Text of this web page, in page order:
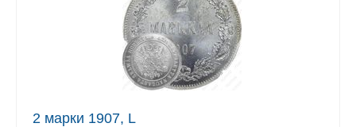
2 марки 1907, L